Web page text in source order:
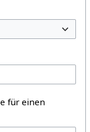
für einen